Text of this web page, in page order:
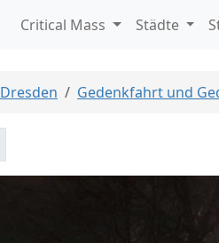
Critical Mass Städte
Dresden Gedenkfahrt und